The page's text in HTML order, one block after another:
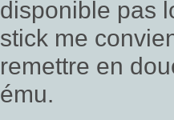
J'avais regardé
voyant que
http://
stick-arcade-
disponible pas
stick me
remettre en
ému.